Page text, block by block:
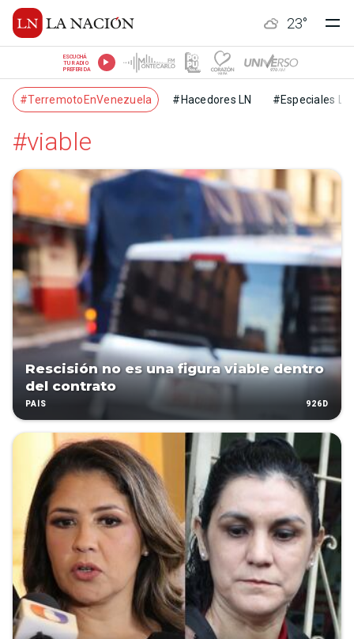
23°
ESCUCHÁ
TU RADIO
PREFERIDA
#TerremotoEnVenezuela #Hacedores LN #Especiales LN
#viable
Rescisión no es una figura viable dentro
del contrato
PAÍS 926D